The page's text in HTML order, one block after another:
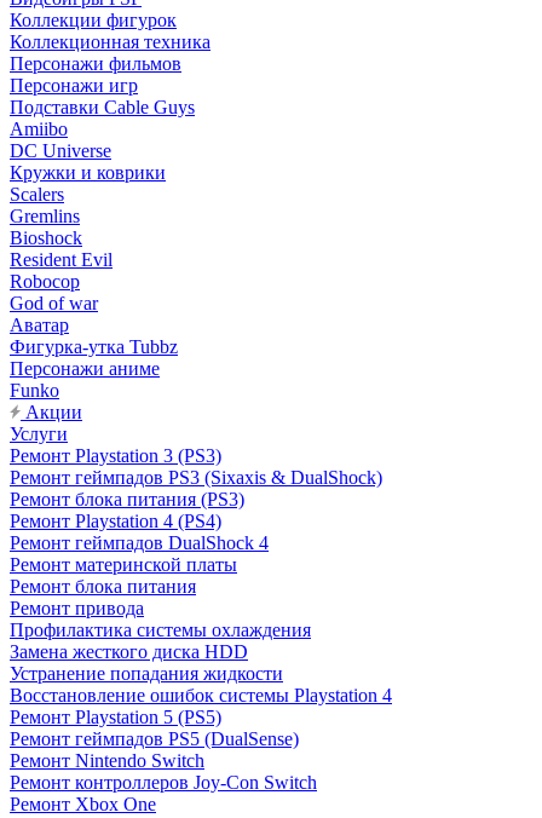
Коллекции фигурок
Коллекционная техника
Персонажи фильмов
Персонажи игр
Подставки Cable Guys
Amiibo
DC Universe
Кружки и коврики
Scalers
Gremlins
Bioshock
Resident Evil
Robocop
God of war
Аватар
Фигурка-утка Tubbz
Персонажи аниме
Funko
Акции
Услуги
Ремонт Playstation 3 (PS3)
Ремонт геймпадов PS3 (Sixaxis & DualShock)
Ремонт блока питания (PS3)
Ремонт Playstation 4 (PS4)
Ремонт геймпадов DualShock 4
Ремонт материнской платы
Ремонт блока питания
Ремонт привода
Профилактика системы охлаждения
Замена жесткого диска HDD
Устранение попадания жидкости
Восстановление ошибок системы Playstation 4
Ремонт Playstation 5 (PS5)
Ремонт геймпадов PS5 (DualSense)
Ремонт Nintendo Switch
Ремонт контроллеров Joy-Con Switch
Ремонт Xbox One